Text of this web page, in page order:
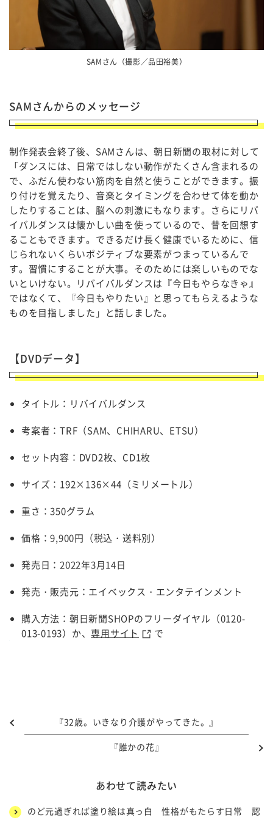
SAMさん（撮影／品田裕美）
SAMさんからのメッセージ
制作発表会終了後、SAMさんは、朝日新聞の取材に対して
「ダンスには、日常ではしない動作がたくさん含まれるの
で、ふだん使わない筋肉を自然と使うことができます。振
り付けを覚えたり、音楽とタイミングを合わせて体を動か
したりすることは、脳への刺激にもなります。さらにリバ
イバルダンスは懐かしい曲を使っているので、昔を回想す
ることもできます。できるだけ長く健康でいるために、信
じられないくらいポジティブな要素がつまっているんで
す。習慣にすることが大事。そのためには楽しいものでな
いといけない。リバイバルダンスは『今日もやらなきゃ』
ではなくて、『今日もやりたい』と思ってもらえるような
ものを目指しました」と話しました。
【DVDデータ】
タイトル：リバイバルダンス
考案者：TRF（SAM、CHIHARU、ETSU）
セット内容：DVD2枚、CD1枚
サイズ：192×136×44（ミリメートル）
重さ：350グラム
価格：9,900円（税込・送料別）
発売日：2022年3月14日
発売・販売元：エイベックス・エンタテインメント
購入方法：朝日新聞SHOPのフリーダイヤル（0120-
013-0193）か、専用サイト で
『32歳。いきなり介護がやってきた。』
『誰かの花』
あわせて読みたい
のど元過ぎれば塗り絵は真っ白 性格がもたらす日常 認